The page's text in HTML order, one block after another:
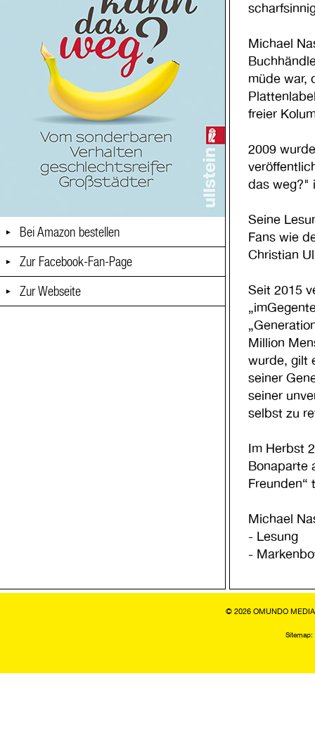
► Bei Amazon bestellen
► Zur Facebook-Fan-Page
► Zur Webseite
Michael
müde war,
freier
2009
das weg?"
Seine
Fans wie
Christian
Seit 2015
Million
wurde, gilt
seiner
seiner
selbst zu
Im Herbst
Bonaparte
Freunden“
Michael
- Lesung
-
© 2026 OMUNDO
Sitemap: